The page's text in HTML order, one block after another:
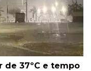
de 37ºC e tempo